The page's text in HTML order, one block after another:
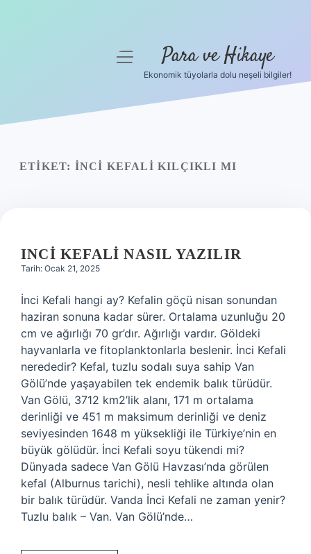
Yasal Uyarı
menüyü
Para ve Hikaye
Ekonomik tüyolarla dolu neşeli bilgiler!
ETIKET: İNCI KEFALI KILÇIKLI MI
INCI KEFALI NASIL YAZILIR
Tarih: Ocak 21, 2025
İnci Kefali hangi ay? Kefalin göçü nisan sonundan
haziran sonuna kadar sürer. Ortalama uzunluğu 20
cm ve ağırlığı 70 gr’dır. Ağırlığı vardır. Göldeki
hayvanlarla ve fitoplanktonlarla beslenir. İnci Kefali
nerededir? Kefal, tuzlu sodalı suya sahip Van
Gölü’nde yaşayabilen tek endemik balık türüdür.
Van Gölü, 3712 km2’lik alanı, 171 m ortalama
derinliği ve 451 m maksimum derinliği ve deniz
seviyesinden 1648 m yüksekliği ile Türkiye’nin en
büyük gölüdür. İnci Kefali soyu tükendi mi?
Dünyada sadece Van Gölü Havzası’nda görülen
kefal (Alburnus tarichi), nesli tehlike altında olan
bir balık türüdür. Vanda İnci Kefali ne zaman yenir?
Tuzlu balık – Van. Van Gölü’nde…